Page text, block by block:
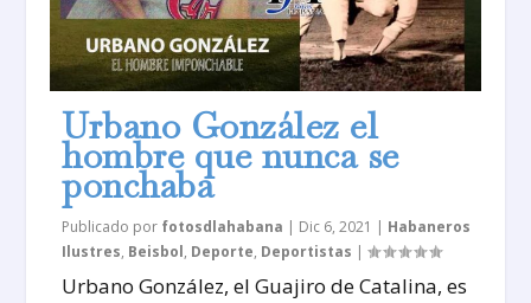
Urbano González el
hombre que nunca se
ponchaba
Publicado por fotosdlahabana | Dic 6, 2021 | Habaneros
Ilustres, Beisbol, Deporte, Deportistas |
Urbano González, el Guajiro de Catalina, es